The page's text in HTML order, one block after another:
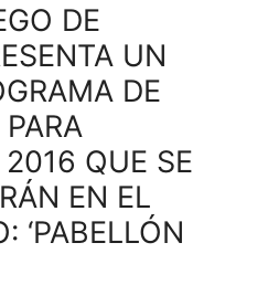
DE
UN
DE
2016 QUE SE
EN EL
‘PABELLÓN